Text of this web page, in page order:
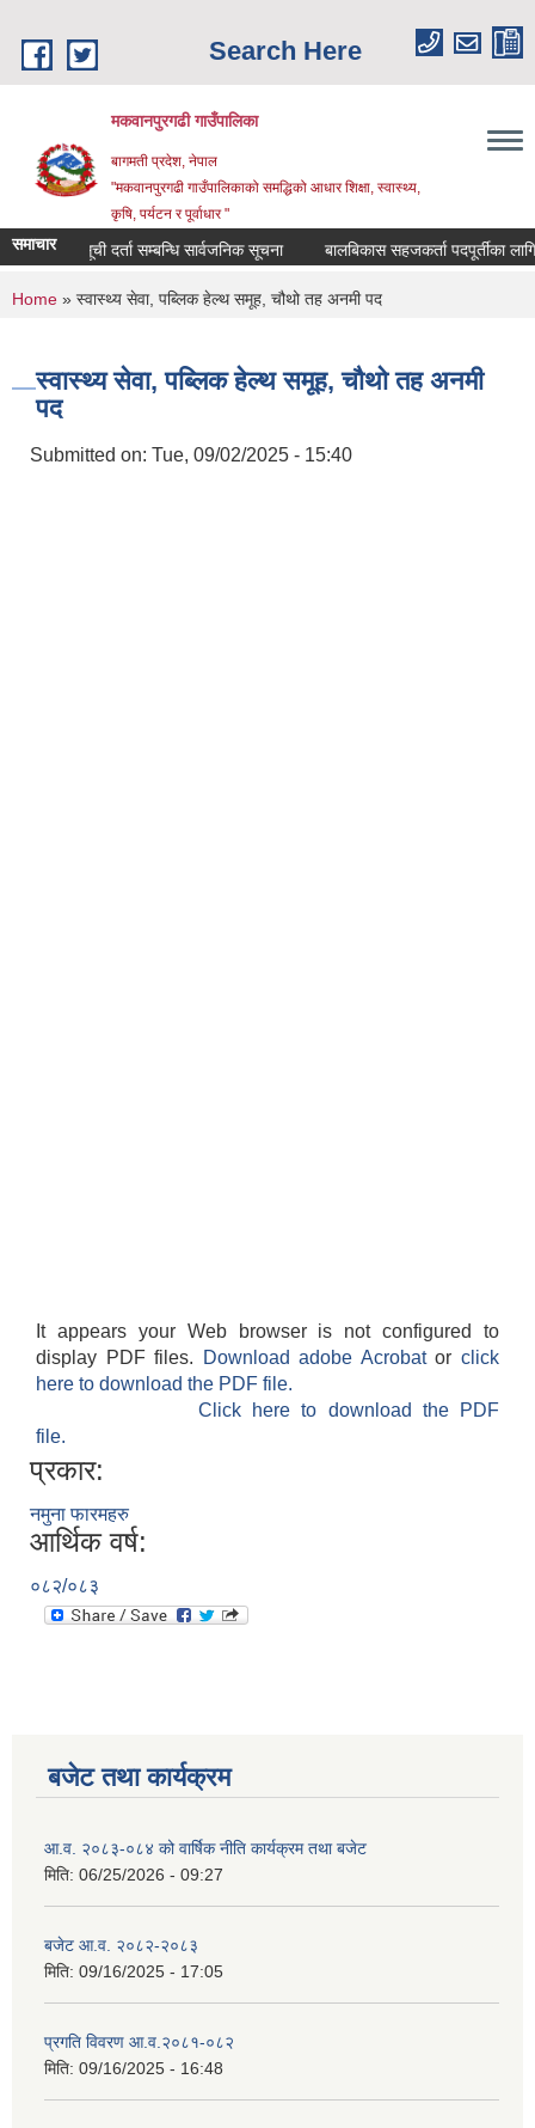
Search Here
मकवानपुरगढी गाउँपालिका
बागमती प्रदेश, नेपाल
"मकवानपुरगढी गाउँपालिकाको समद्धिको आधार शिक्षा, स्‍वास्‍थ्‍य,
कृषि, पर्यटन र पूर्वाधार "
समाचारसूची दर्ता सम्बन्धि सार्वजनिक सूचना बालबिकास सहजकर्ता पदपूर्तीका लागि
You are here
Home » स्वास्थ्य सेवा, पब्लिक हेल्‍थ समूह, चौथो तह अनमी पद
स्वास्थ्य सेवा, पब्लिक हेल्‍थ समूह, चौथो तह अनमी
पद
Submitted on: Tue, 09/02/2025 - 15:40
It appears your Web browser is not configured to
display PDF files.
Download adobe Acrobatorclick
here to download the PDF file.
Click here to download the PDF
file.
प्रकार:
नमुना फारमहरु
आर्थिक वर्ष:
०८२/०८३
बजेट तथा कार्यक्रम
आ.व. २०८३-०८४ को वार्षिक नीति कार्यक्रम तथा बजेट
मिति: 06/25/2026 - 09:27
बजेट आ.व. २०८२-२०८३
मिति: 09/16/2025 - 17:05
प्रगति विवरण आ.व.२०८१-०८२
मिति: 09/16/2025 - 16:48